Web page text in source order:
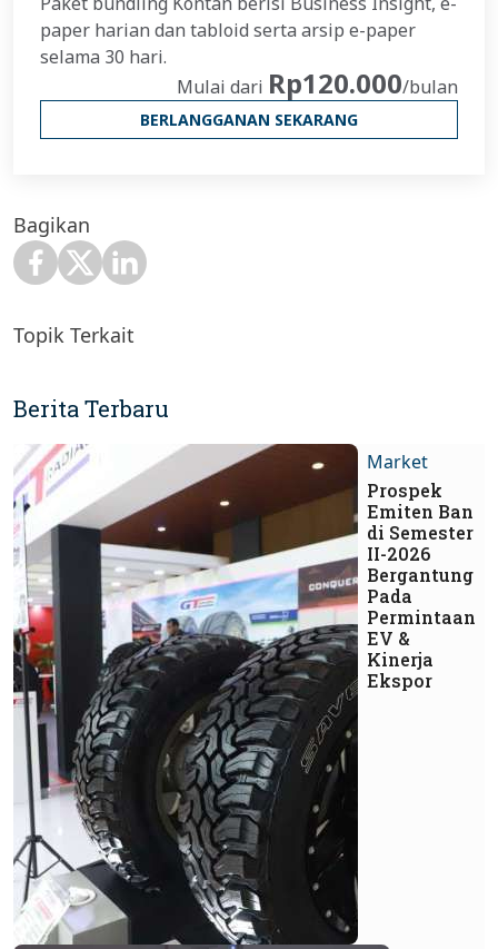
paper harian dan tabloid serta arsip e-paper
selama 30 hari.
Mulai dari Rp120.000/bulan
BERLANGGANAN SEKARANG
Bagikan
Topik Terkait
Berita Terbaru
Market
Prospek
Emiten Ban
di Semester
II-2026
Bergantung
Pada
Permintaan
EV &
Kinerja
Ekspor